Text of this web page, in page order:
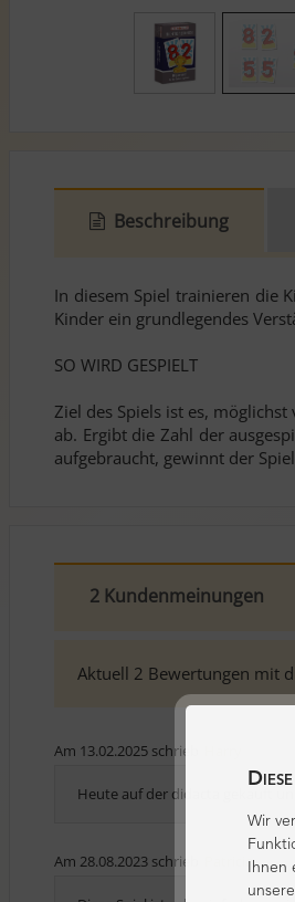
Beschreibung
In diesem Spiel trainieren die
Kinder ein grundlegendes
SO WIRD GESPIELT
Ziel des Spiels ist es,
ab. Ergibt die Zahl der
aufgebraucht, gewinnt der
2 Kundenmeinungen
Aktuell 2 Bewertungen mit
Am 13.02.2025 schrieb
Heute auf der didacta gekauft
Am 28.08.2023 schrieb Patricia
Wir